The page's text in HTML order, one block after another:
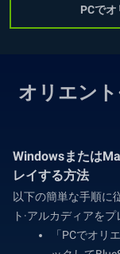
PCで
オリエン
Windowsまたは
レイする方法
以下の簡単な手順に
ト·アルカディアを
「PCでオリ